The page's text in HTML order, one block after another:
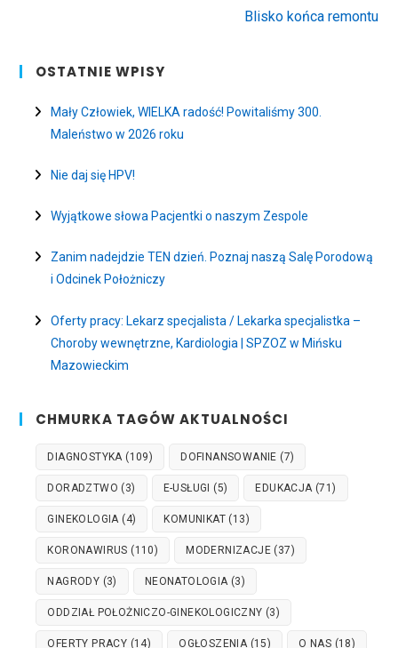
Blisko końca remontu
OSTATNIE WPISY
Mały Człowiek, WIELKA radość! Powitaliśmy 300.
Maleństwo w 2026 roku
Nie daj się HPV!
Wyjątkowe słowa Pacjentki o naszym Zespole
Zanim nadejdzie TEN dzień. Poznaj naszą Salę Porodową
i Odcinek Położniczy
Oferty pracy: Lekarz specjalista / Lekarka specjalistka –
Choroby wewnętrzne, Kardiologia | SPZOZ w Mińsku
Mazowieckim
CHMURKA TAGÓW AKTUALNOŚCI
DIAGNOSTYKA (109) DOFINANSOWANIE (7)
DORADZTWO (3) E-USŁUGI (5) EDUKACJA (71)
GINEKOLOGIA (4) KOMUNIKAT (13)
KORONAWIRUS (110) MODERNIZACJE (37)
NAGRODY (3) NEONATOLOGIA (3)
ODDZIAŁ POŁOŻNICZO-GINEKOLOGICZNY (3)
OFERTY PRACY (14) OGŁOSZENIA (15) O NAS (18)